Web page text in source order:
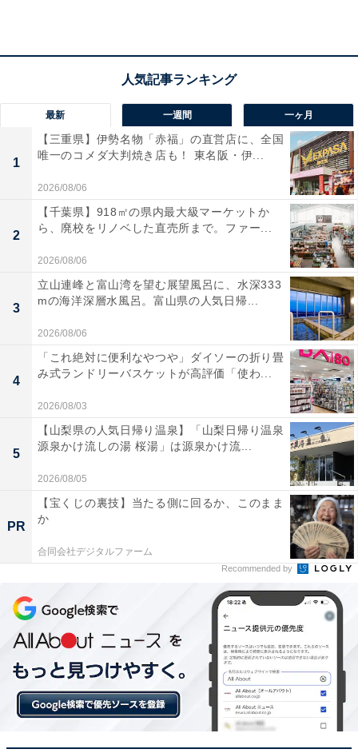
て人気を博した商品ですが、2026年6月にシープラ限定
商品として待望の再販が行われます。約52mmのサイズ
感で、カバンや小物につけて持ち歩くのにもぴったりで
す。
詳細情報
商品名
サンリオキャラクターズ アイシングクッキー キーチェー
メーカー
アイピーフォー
発売日
2026年6月
価格
最新 一週間 一ヶ月
1
【三重県】伊勢名物「赤福」の直営店に、全国
唯一のコメダ大判焼き店も！ 東名阪・伊...
2026/08/06
2
【千葉県】918㎡の県内最大級マーケットか
ら、廃校をリノベした直売所まで。ファー...
2026/08/06
3
立山連峰と富山湾を望む展望風呂に、水深333
mの海洋深層水風呂。富山県の人気日帰...
2026/08/06
4
「これ絶対に便利なやつや」ダイソーの折り畳
み式ランドリーバスケットが高評価「使わ...
2026/08/03
5
【山梨県の人気日帰り温泉】「山梨日帰り温泉
源泉かけ流しの湯 桜湯」は源泉かけ流...
2026/08/05
PR
【宝くじの裏技】当たる側に回るか、このまま
か
合同会社デジタルファーム
Recommended by